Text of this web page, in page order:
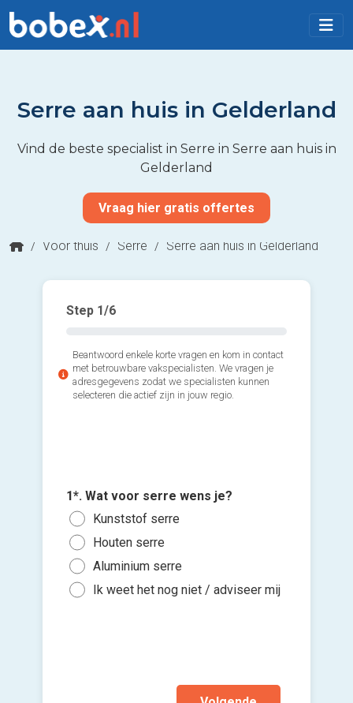
Serre aan huis in Gelderland
Vind de beste specialist in Serre in Serre aan huis in
Gelderland
Vraag hier gratis offertes
/ Voor thuis / Serre / Serre aan huis in Gelderland
Step 1/6
Beantwoord enkele korte vragen en kom in contact
met betrouwbare vakspecialisten. We vragen je
adresgegevens zodat we specialisten kunnen
selecteren die actief zijn in jouw regio.
1*. Wat voor serre wens je?
Kunststof serre
Houten serre
Aluminium serre
Ik weet het nog niet / adviseer mij